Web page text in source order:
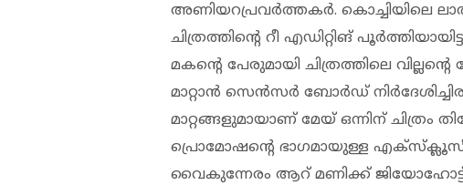
അണിയറപ്രവർത്തകർ. കൊച്ചിയിലെ
ചിത്രത്തിന്റെ റീ എഡിറ്റിങ്
മകന്റെ പേരുമായി ചിത്രത്തിലെ
മാറ്റാൻ സെൻസർ ബോ‍ർഡ്
മാറ്റങ്ങളുമായാണ് മേയ് ഒന്നിന് ചിത്രം
പ്രൊമോഷന്റെ ഭാഗമായുള്ള
വൈകുന്നേരം ആറ് മണിക്ക്